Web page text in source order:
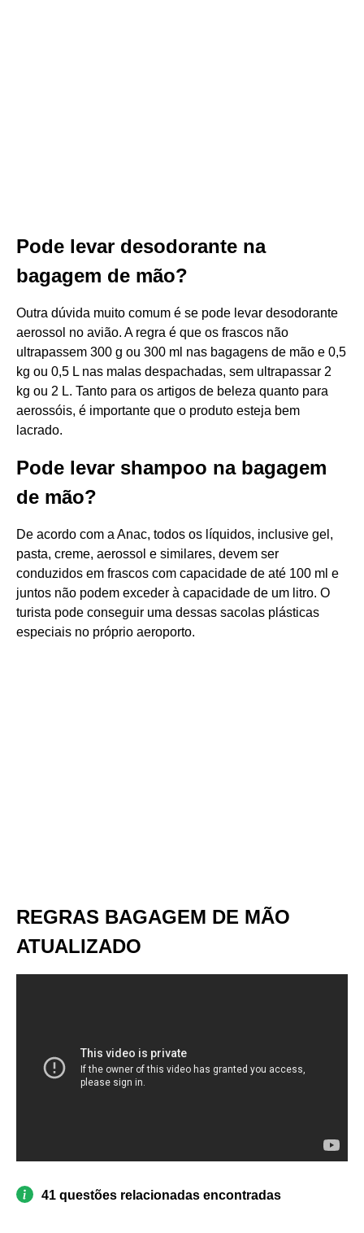
Pode levar desodorante na
bagagem de mão?
Outra dúvida muito comum é se pode levar desodorante
aerossol no avião. A regra é que os frascos não
ultrapassem 300 g ou 300 ml nas bagagens de mão e 0,5
kg ou 0,5 L nas malas despachadas, sem ultrapassar 2
kg ou 2 L. Tanto para os artigos de beleza quanto para
aerossóis, é importante que o produto esteja bem
lacrado.
Pode levar shampoo na bagagem
de mão?
De acordo com a Anac, todos os líquidos, inclusive gel,
pasta, creme, aerossol e similares, devem ser
conduzidos em frascos com capacidade de até 100 ml e
juntos não podem exceder à capacidade de um litro. O
turista pode conseguir uma dessas sacolas plásticas
especiais no próprio aeroporto.
REGRAS BAGAGEM DE MÃO
ATUALIZADO
41 questões relacionadas encontradas